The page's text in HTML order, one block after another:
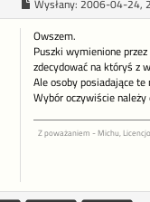
Wysłany: 2006-04-24,
Owszem.
Puszki wymienione
zdecydować na któryś z
Ale osoby posiadające
Wybór oczywiście należy
Z poważaniem - Michu,